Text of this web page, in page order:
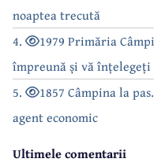
noaptea trecută
4.
1979 Primăria
împreună și vă înțelegeți
5.
1857 Câmpina la
agent economic
Ultimele comentarii